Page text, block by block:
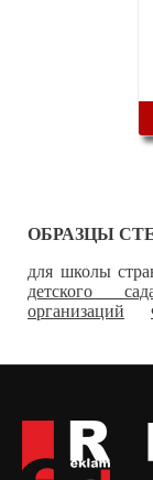
ОБРАЗЦЫ
для школы
детского
организаций